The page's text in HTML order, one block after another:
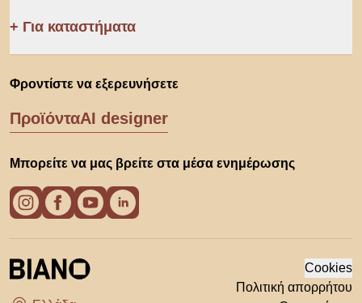
Για καταστήματα
Φροντίστε να εξερευνήσετε
ΠροϊόνταAI designer
Μπορείτε να μας βρείτε στα μέσα ενημέρωσης
Cookies
Πολιτική απορρήτου